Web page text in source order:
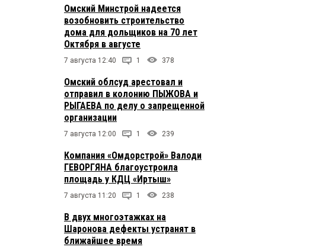
Омский Минстрой надеется
возобновить строительство
дома для дольщиков на 70 лет
Октября в августе
7 августа 12:40 1 378
Омский облсуд арестовал и
отправил в колонию ПЫЖОВА и
РЫГАЕВА по делу о запрещенной
организации
7 августа 12:00 1 239
Компания «Омдорстрой» Валоди
ГЕВОРГЯНА благоустроила
площадь у КДЦ «Иртыш»
7 августа 11:20 1 238
В двух многоэтажках на
Шаронова дефекты устранят в
ближайшее время